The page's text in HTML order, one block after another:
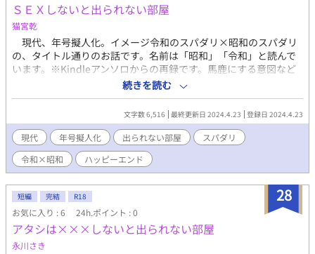
ＳＥＸしないと出られない部屋
猫宮乾
現代、年号擬人化。イメージ令和のスパダリ×昭和のスパダリ
の、タイトル通りのお話です。名前は「昭和」「令和」と読んで
います。※Kindleアンソロからの再録です。馬鹿にする意図など
はありません。私の中でのBLにおけるそれぞれのスパダリのイメ
ージです。どちらも大好きです。
続きを読む
文字数 6,516 最終更新日 2024.4.23 登録日 2024.4.23
現代 年号擬人化 出られない部屋
スパダリ
令和×昭和
ハッピーエンド
28
短編 完結 R18
お気に入り : 6 24h.ポイント : 0
アタシは×××しないと出られない部屋
永川さき